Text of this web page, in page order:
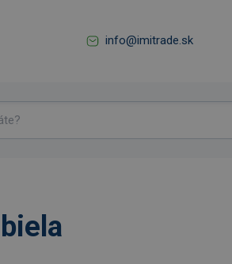
info@imitrade.sk